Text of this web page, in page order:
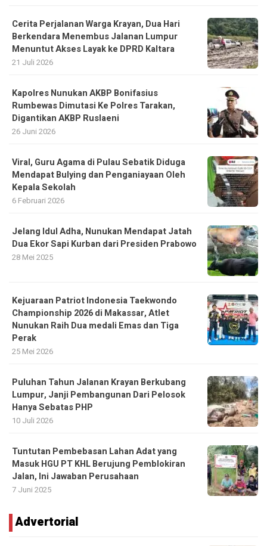
Cerita Perjalanan Warga Krayan, Dua Hari
Berkendara Menembus Jalanan Lumpur
Menuntut Akses Layak ke DPRD Kaltara
21 Juli 2026
Kapolres Nunukan AKBP Bonifasius
Rumbewas Dimutasi Ke Polres Tarakan,
Digantikan AKBP Ruslaeni
26 Juni 2026
Viral, Guru Agama di Pulau Sebatik Diduga
Mendapat Bulying dan Penganiayaan Oleh
Kepala Sekolah
6 Februari 2026
Jelang Idul Adha, Nunukan Mendapat Jatah
Dua Ekor Sapi Kurban dari Presiden Prabowo
28 Mei 2025
Kejuaraan Patriot Indonesia Taekwondo
Championship 2026 di Makassar, Atlet
Nunukan Raih Dua medali Emas dan Tiga
Perak
25 Mei 2026
Puluhan Tahun Jalanan Krayan Berkubang
Lumpur, Janji Pembangunan Dari Pelosok
Hanya Sebatas PHP
10 Juli 2026
Tuntutan Pembebasan Lahan Adat yang
Masuk HGU PT KHL Berujung Pemblokiran
Jalan, Ini Jawaban Perusahaan
7 Juni 2025
Advertorial